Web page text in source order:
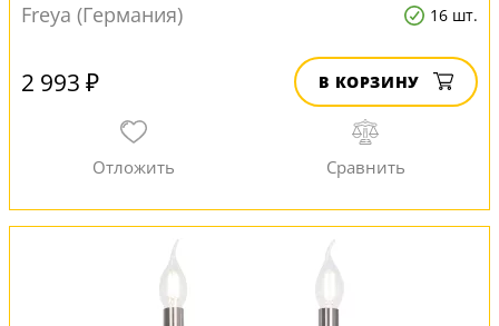
Freya (Германия) 16 шт.
2 993 ₽ В КОРЗИНУ